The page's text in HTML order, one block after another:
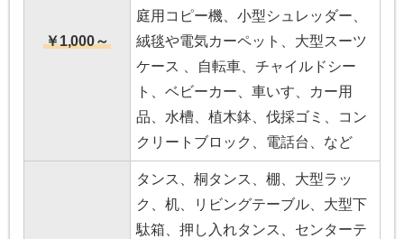
￥1,000～
庭用コピー機、小型シュレッダー、
絨毯や電気カーペット、大型スーツ
ケース 、自転車、チャイルドシー
ト、ベビーカー、車いす、カー用
品、水槽、植木鉢、伐採ゴミ、コン
クリートブロック、電話台、など
タンス、桐タンス、棚、大型ラッ
ク、机、リビングテーブル、大型下
駄箱、押し入れタンス、センターテ